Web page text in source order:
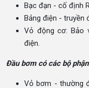
Bạc đạn - cố định
Bảng điện - truyền
Vỏ động cơ: Bảo
điện.
Đầu bơm có các bộ
Vỏ bơm - thường